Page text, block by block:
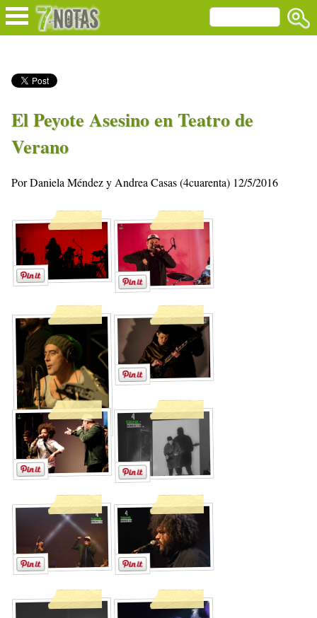
El Peyote Asesino en Teatro de
Verano
Por Daniela Méndez y Andrea Casas (4cuarenta) 12/5/2016